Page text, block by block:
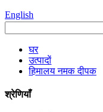
English
घर
उत्पादों
हिमालय नमक दीपक
श्रेणियाँ